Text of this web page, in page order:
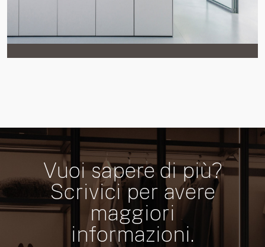
Vuoi sapere di più?
Scrivici per avere
maggiori
informazioni.